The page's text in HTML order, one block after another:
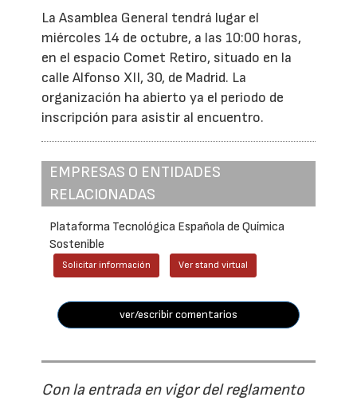
La Asamblea General tendrá lugar el
miércoles 14 de octubre, a las 10:00 horas,
en el espacio Comet Retiro, situado en la
calle Alfonso XII, 30, de Madrid. La
organización ha abierto ya el periodo de
inscripción para asistir al encuentro.
EMPRESAS O ENTIDADES
RELACIONADAS
Plataforma Tecnológica Española de Química
Sostenible
Solicitar información Ver stand virtual
ver/escribir comentarios
Con la entrada en vigor del reglamento